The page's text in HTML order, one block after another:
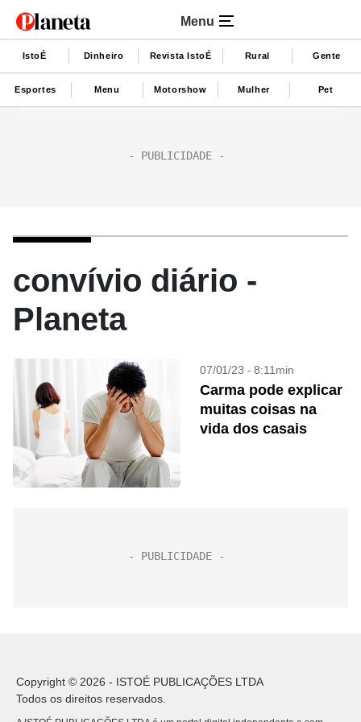
Menu
IstoÉ Dinheiro Revista IstoÉ Rural Gente
Esportes Menu Motorshow Mulher Pet
convívio diário -
Planeta
07/01/23 - 8:11min
Carma pode explicar
muitas coisas na
vida dos casais
Copyright © 2026 - ISTOÉ PUBLICAÇÕES LTDA
Todos os direitos reservados.